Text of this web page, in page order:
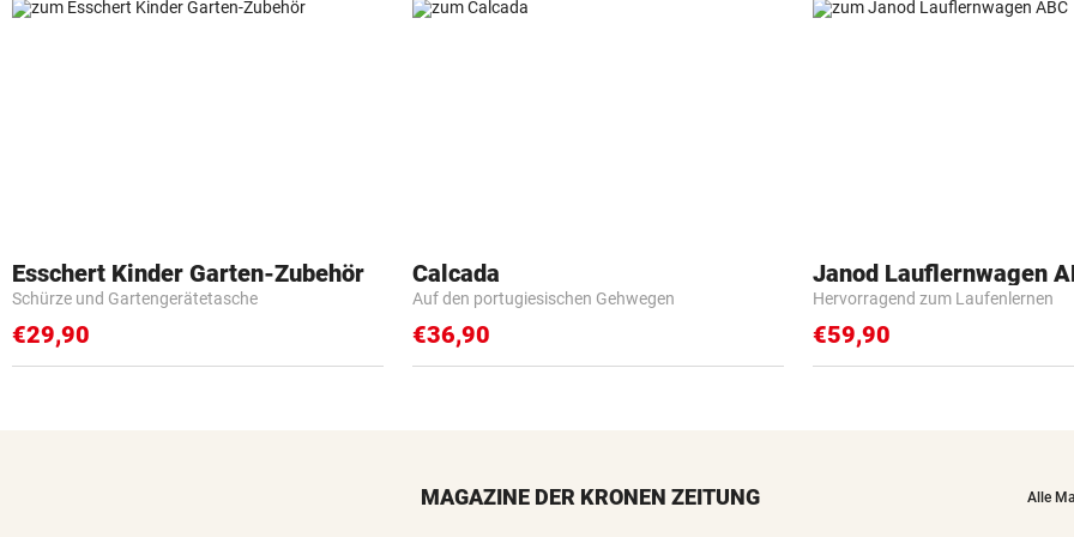
Esschert Kinder Garten-Zubehör
Schürze und Gartengerätetasche
€29,90
Calcada
Auf den portugiesischen Gehwegen
€36,90
Janod Lauflernwagen
Hervorragend zum Laufenlernen
€59,90
MAGAZINE DER KRONEN ZEITUNG Alle